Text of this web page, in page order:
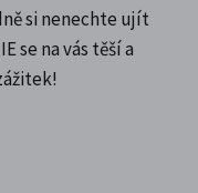
si nenechte ujít
se na vás těší a